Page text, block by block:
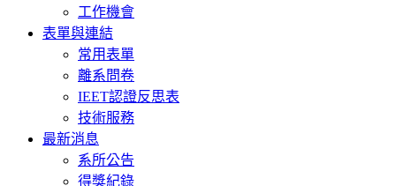
工作機會
表單與連結
常用表單
離系問卷
IEET認證反思表
技術服務
最新消息
系所公告
得獎紀錄